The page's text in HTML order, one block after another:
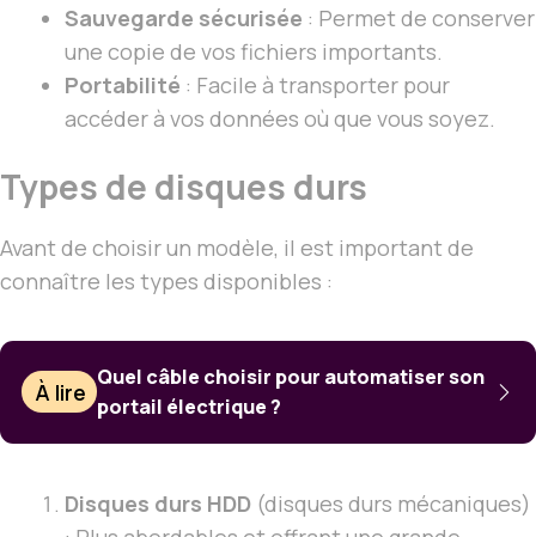
Sauvegarde sécurisée : Permet de conserver
une copie de vos fichiers importants.
Portabilité : Facile à transporter pour
accéder à vos données où que vous soyez.
Types de disques durs
Avant de choisir un modèle, il est important de
connaître les types disponibles :
À lire
Quel câble choisir pour automatiser son
portail électrique ?
Disques durs HDD (disques durs mécaniques)